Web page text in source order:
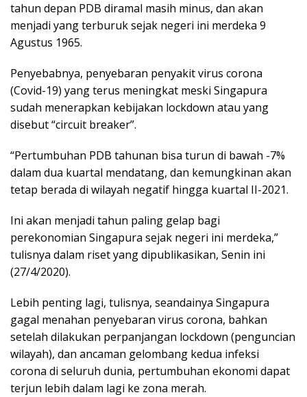
tahun depan PDB diramal masih minus, dan akan
menjadi yang terburuk sejak negeri ini merdeka 9
Agustus 1965.
Penyebabnya, penyebaran penyakit virus corona
(Covid-19) yang terus meningkat meski Singapura
sudah menerapkan kebijakan lockdown atau yang
disebut “circuit breaker”.
“Pertumbuhan PDB tahunan bisa turun di bawah -7%
dalam dua kuartal mendatang, dan kemungkinan akan
tetap berada di wilayah negatif hingga kuartal II-2021.
Ini akan menjadi tahun paling gelap bagi
perekonomian Singapura sejak negeri ini merdeka,”
tulisnya dalam riset yang dipublikasikan, Senin ini
(27/4/2020).
Lebih penting lagi, tulisnya, seandainya Singapura
gagal menahan penyebaran virus corona, bahkan
setelah dilakukan perpanjangan lockdown (penguncian
wilayah), dan ancaman gelombang kedua infeksi
corona di seluruh dunia, pertumbuhan ekonomi dapat
terjun lebih dalam lagi ke zona merah.